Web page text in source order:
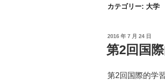
カテゴリー: 大学
投
稿
日:
2016 年 7 月 24 日
第2回国
第2回国際的学